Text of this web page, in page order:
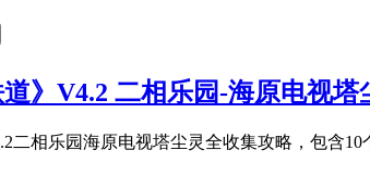
道》V4.2 二相乐园-海原电视
二相乐园海原电视塔尘灵全收集攻略，包含